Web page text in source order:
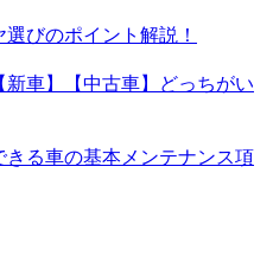
びのポイント解説！
車】【中古車】どっちがい
きる車の基本メンテナンス項